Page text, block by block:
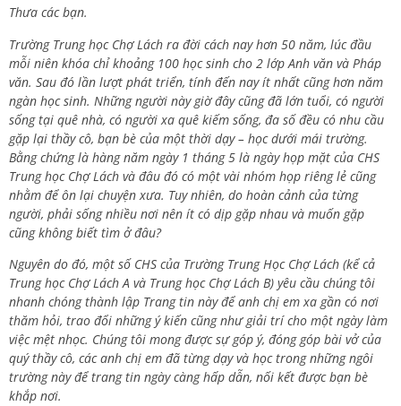
Thưa các bạn.
Trường Trung học Chợ Lách ra đời cách nay hơn 50 năm, lúc đầu
mỗi niên khóa chỉ khoảng 100 học sinh cho 2 lớp Anh văn và Pháp
văn. Sau đó lần lượt phát triển, tính đến nay ít nhất cũng hơn năm
ngàn học sinh. Những người này giờ đây cũng đã lớn tuổi, có người
sống tại quê nhà, có người xa quê kiếm sống, đa số đều có nhu cầu
gặp lại thầy cô, bạn bè của một thời dạy – học dưới mái trường.
Bằng chứng là hàng năm ngày 1 tháng 5 là ngày họp mặt của CHS
Trung học Chợ Lách và đâu đó có một vài nhóm họp riêng lẻ cũng
nhằm để ôn lại chuyện xưa. Tuy nhiên, do hoàn cảnh của từng
người, phải sống nhiều nơi nên ít có dịp gặp nhau và muốn gặp
cũng không biết tìm ở đâu?
Nguyên do đó, một số CHS của Trường Trung Học Chợ Lách (kể cả
Trung học Chợ Lách A và Trung học Chợ Lách B) yêu cầu chúng tôi
nhanh chóng thành lập Trang tin này để anh chị em xa gần có nơi
thăm hỏi, trao đổi những ý kiến cũng như giải trí cho một ngày làm
việc mệt nhọc. Chúng tôi mong được sự góp ý, đóng góp bài vở của
quý thầy cô, các anh chị em đã từng dạy và học trong những ngôi
trường này để trang tin ngày càng hấp dẫn, nối kết được bạn bè
khắp nơi.